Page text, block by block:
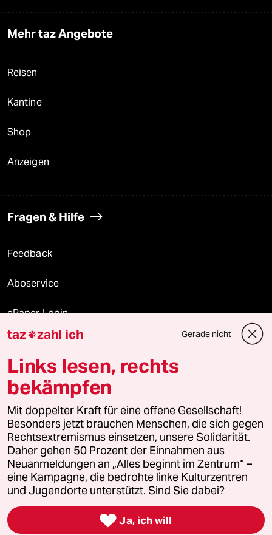
Mehr taz Angebote
Reisen
Kantine
Shop
Anzeigen
Fragen & Hilfe
Feedback
Aboservice
ePaper Login
Downloads für Abonnierende
© 2026 taz Verlags und Vertriebs GmbH
Alle Rechte vorbehalten. Bei rechtlichen Fragen oder für Genehmigungen
wenden Sie sich bitte an lizenzen@taz.de
Feedback Redaktionsstatut Kommune-Richtlinien
Leitlinie Informant Datenschutz Impressum AGB
Seitenwende Einwilligungen widerrufen (Ads)
taz zahl ich Gerade nicht
Links lesen, rechts
bekämpfen
Mit doppelter Kraft für eine offene Gesellschaft!
Besonders jetzt brauchen Menschen, die sich gegen
Rechtsextremismus einsetzen, unsere Solidarität.
Daher gehen 50 Prozent der Einnahmen aus
Neuanmeldungen an „Alles beginnt im Zentrum“ –
eine Kampagne, die bedrohte linke Kulturzentren
und Jugendorte unterstützt. Sind Sie dabei?
 Ja, ich will